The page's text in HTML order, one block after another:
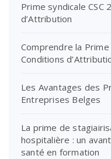
Prime syndicale CSC
d’Attribution
Comprendre la
Conditions
Les Avantages des
Entreprises Belges
La prime de
hospitalière : un
santé en formation